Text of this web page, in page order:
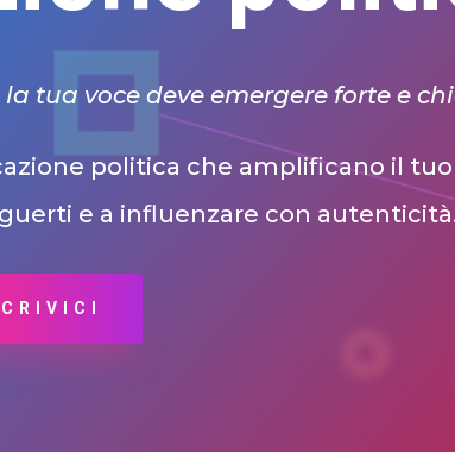
tua voce deve emergere forte e
politica che amplificano il tuo
e a influenzare con